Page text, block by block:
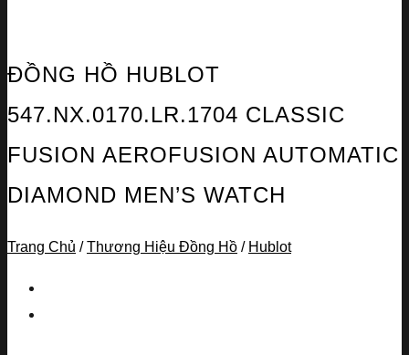
ĐỒNG HỒ HUBLOT
547.NX.0170.LR.1704 CLASSIC
FUSION AEROFUSION AUTOMATIC
DIAMOND MEN’S WATCH
Trang Chủ / Thương Hiệu Đồng Hồ / Hublot